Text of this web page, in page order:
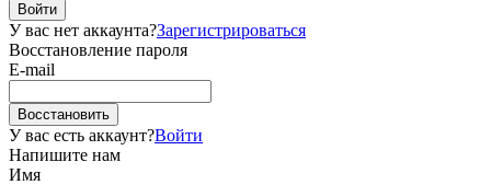
Войти
У вас нет аккаунта?Зарегистрироваться
Восстановление пароля
E-mail
Восстановить
У вас есть аккаунт?Войти
Напишите нам
Имя